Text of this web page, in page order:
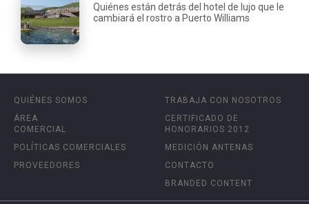
Quiénes están detrás del hotel de lujo que le
cambiará el rostro a Puerto Williams
QUIÉNES SOMOS
ÁREA
COMERCIAL
POLÍTICAS COMERCIALES
PROVEEDORES
TRABAJA CON NOSOTROS
CERTIFICADO DE
HONORARIOS 2012
MEDICIÓN ANTENAS
CONTACTO
BRANDED CONTENT